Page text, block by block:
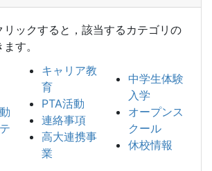
リックすると，該当するカテゴリの
す。
キャリア教
育
PTA活動
連絡事項
高大連携事
業
中学生体験
入学
オープンス
クール
休校情報